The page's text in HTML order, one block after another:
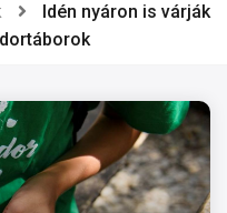
Idén nyáron is várják